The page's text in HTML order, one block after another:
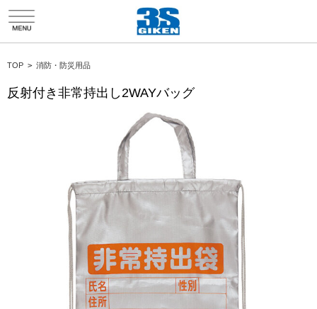
TOP > 消防・防災用品
反射付き非常持出し2WAYバッグ